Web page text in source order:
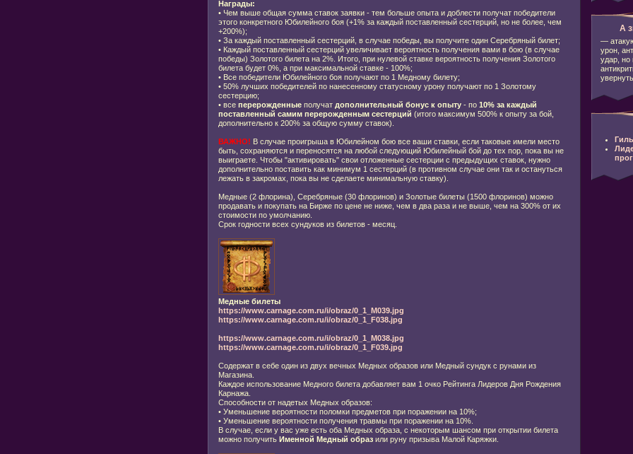
Награды:
• Чем выше общая сумма ставок заявки - тем больше опыта и доблести получат победители
этого конкретного Юбилейного боя (+1% за каждый поставленный сестерций, но не более, чем
+200%);
• За каждый поставленный сестерций, в случае победы, вы получите один Серебряный билет;
• Каждый поставленный сестерций увеличивает вероятность получения вами в бою (в случае
победы) Золотого билета на 2%. Итого, при нулевой ставке вероятность получения Золотого
билета будет 0%, а при максимальной ставке - 100%;
• Все победители Юбилейного боя получают по 1 Медному билету;
• 50% лучших победителей по нанесенному статусному урону получают по 1 Золотому
сестерцию;
• все перерожденныеполучат дополнительный бонус к опыту- по 10% за каждый
поставленный самим перерожденным сестерций (итого максимум 500% к опыту за бой,
дополнительно к 200% за общую сумму ставок).
ВАЖНО! В случае проигрыша в Юбилейном бою все ваши ставки, если таковые имели место
быть, сохраняются и переносятся на любой следующий Юбилейный бой до тех пор, пока вы не
выиграете. Чтобы "активировать" свои отложенные сестерции с предыдущих ставок, нужно
дополнительно поставить как минимум 1 сестерций (в противном случае они так и остануться
лежать в закромах, пока вы не сделаете минимальную ставку).
Медные (2 флорина), Серебряные (30 флоринов) и Золотые билеты (1500 флоринов) можно
продавать и покупать на Бирже по цене не ниже, чем в два раза и не выше, чем на 300% от их
стоимости по умолчанию.
Срок годности всех сундуков из билетов - месяц.
Медные билеты
https://www.carnage.com.ru/i/obraz/0_1_M039.jpg
https://www.carnage.com.ru/i/obraz/0_1_F038.jpg
https://www.carnage.com.ru/i/obraz/0_1_M038.jpg
https://www.carnage.com.ru/i/obraz/0_1_F039.jpg
Содержат в себе один из двух вечных Медных образов или Медный сундук с рунами из
Магазина.
Каждое использование Медного билета добавляет вам 1 очко Рейтинга Лидеров Дня Рождения
Карнажа.
Способности от надетых Медных образов:
• Уменьшение вероятности поломки предметов при поражении на 10%;
• Уменьшение вероятности получения травмы при поражении на 10%.
В случае, если у вас уже есть оба Медных образа, с некоторым шансом при открытии билета
можно получить Именной Медный образили руну призыва Малой Каряжки.
А
—
урон,
удар, но